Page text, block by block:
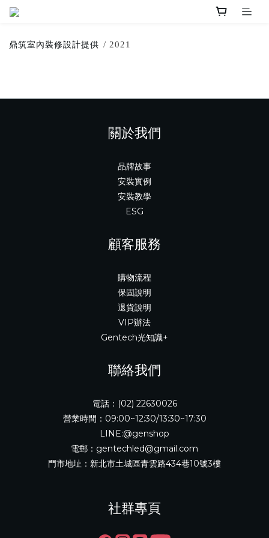
鼎筑室內裝修設計提供 / 2021
關於我們
品牌故事
安裝實例
安裝教學
ESG
顧客服務
購物流程
保固說明
退貨說明
VIP辦法
Gentech光知識+
聯絡我們
電話：(02) 22630026
營業時間：09:00~12:30/13:30~17:30
LINE:@genshop
電郵：gentechled@gmail.com
門市地址：新北市土城區青雲路434巷10號3樓
社群專頁